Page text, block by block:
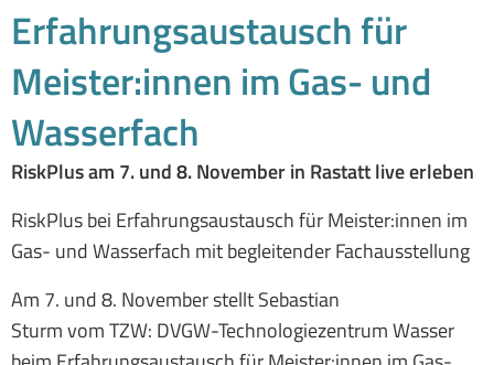
Erfahrungsaustausch für
Meister:innen im Gas- und
Wasserfach
RiskPlus am 7. und 8. November in Rastatt live erleben
RiskPlus bei Erfahrungsaustausch für Meister:innen im
Gas- und Wasserfach mit begleitender Fachausstellung
Am 7. und 8. November stellt Sebastian
Sturm vom TZW: DVGW-Technologiezentrum Wasser